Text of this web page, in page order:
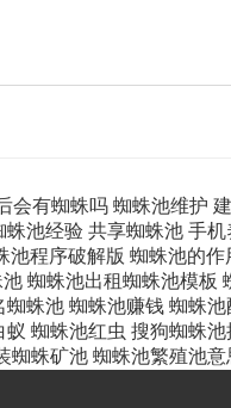
会有蜘蛛吗 蜘蛛池维护
蛛池经验 共享蜘蛛池 手机
池程序破解版 蜘蛛池的作
池 蜘蛛池出租蜘蛛池模板
蜘蛛池 蜘蛛池赚钱 蜘蛛池
蚁 蜘蛛池红虫 搜狗蜘蛛池
蜘蛛矿池 蜘蛛池繁殖池意